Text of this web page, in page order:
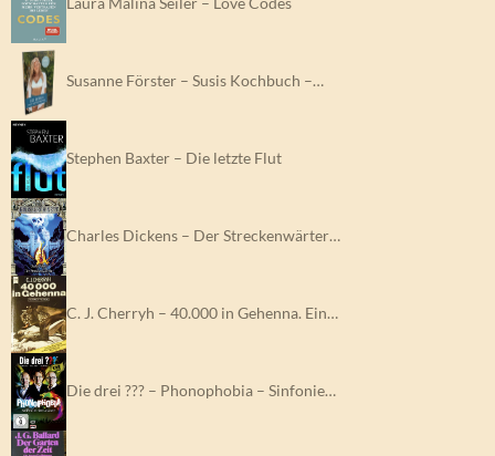
Susanne Förster – Susis Kochbuch –…
Stephen Baxter – Die letzte Flut
Charles Dickens – Der Streckenwärter…
C. J. Cherryh – 40.000 in Gehenna. Ein…
Die drei ??? – Phonophobia – Sinfonie…